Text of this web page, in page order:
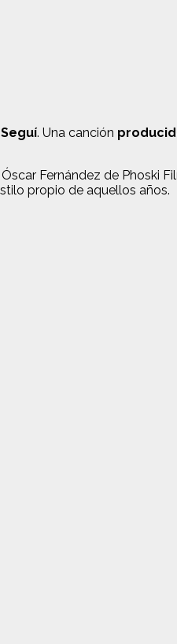
. Una canción
Fernández de Phoski
propio de aquellos años.